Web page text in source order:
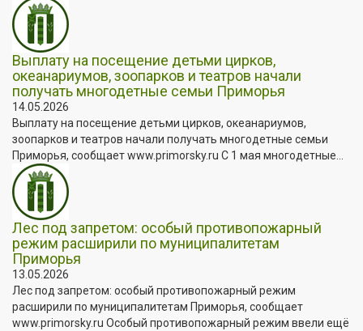
Выплату на посещение детьми цирков,
океанариумов, зоопарков и театров начали
получать многодетные семьи Приморья
14.05.2026
Выплату на посещение детьми цирков, океанариумов,
зоопарков и театров начали получать многодетные семьи
Приморья, сообщает www.primorsky.ru С 1 мая многодетные...
Лес под запретом: особый противопожарный
режим расширили по муниципалитетам
Приморья
13.05.2026
Лес под запретом: особый противопожарный режим
расширили по муниципалитетам Приморья, сообщает
www.primorsky.ru Особый противопожарный режим ввели ещё